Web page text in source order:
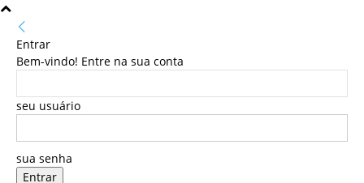
Entrar
Bem-vindo! Entre na sua conta
seu usuário
sua senha